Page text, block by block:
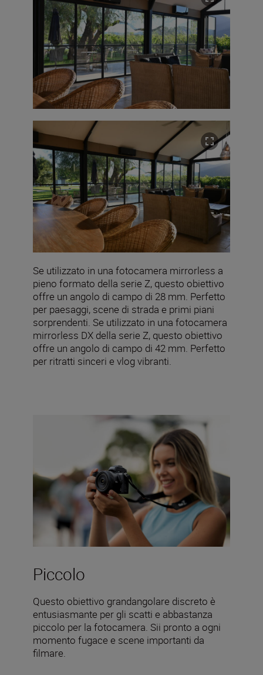
Se utilizzato in una fotocamera mirrorless a
pieno formato della serie Z, questo obiettivo
offre un angolo di campo di 28 mm. Perfetto
per paesaggi, scene di strada e primi piani
sorprendenti. Se utilizzato in una fotocamera
mirrorless DX della serie Z, questo obiettivo
offre un angolo di campo di 42 mm. Perfetto
per ritratti sinceri e vlog vibranti.
Piccolo
Questo obiettivo grandangolare discreto è
entusiasmante per gli scatti e abbastanza
piccolo per la fotocamera. Sii pronto a ogni
momento fugace e scene importanti da
filmare.